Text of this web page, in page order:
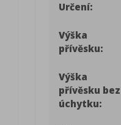
Určení:
Výška
přívěsku:
Výška
přívěsku bez
úchytku: